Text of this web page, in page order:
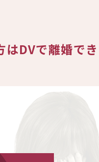
はDVで離婚でき